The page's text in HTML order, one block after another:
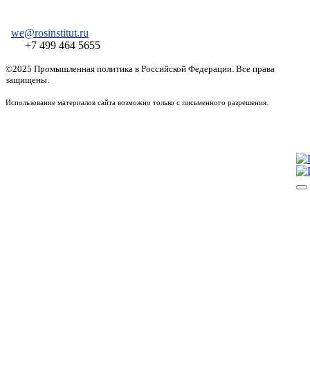
we@rosinstitut.ru
+7 499 464 5655
©2025 Промышленная политика в Российской Федерации. Все права
защищены.
Использование материалов сайта возможно только с письменного разрешения.